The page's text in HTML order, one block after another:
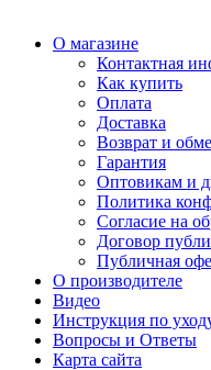
О магазине
Контактная
Как купить
Оплата
Доставка
Возврат и
Гарантия
Оптовикам и
Политика
Согласие на
Договор
Публичная
О производителе
Видео
Инструкция по
Вопросы и Ответы
Карта сайта